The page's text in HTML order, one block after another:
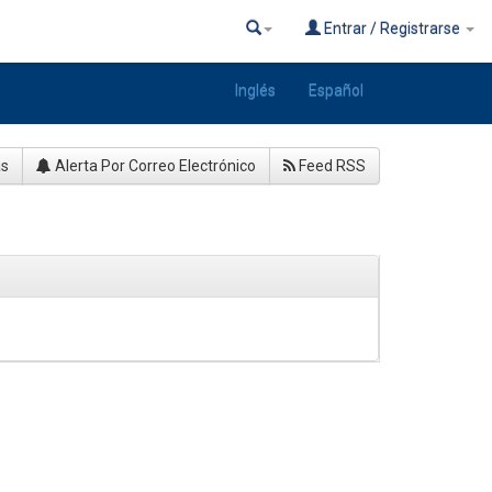
Entrar / Registrarse
Inglés Español
Alerta Por Correo Electrónico Feed RSS